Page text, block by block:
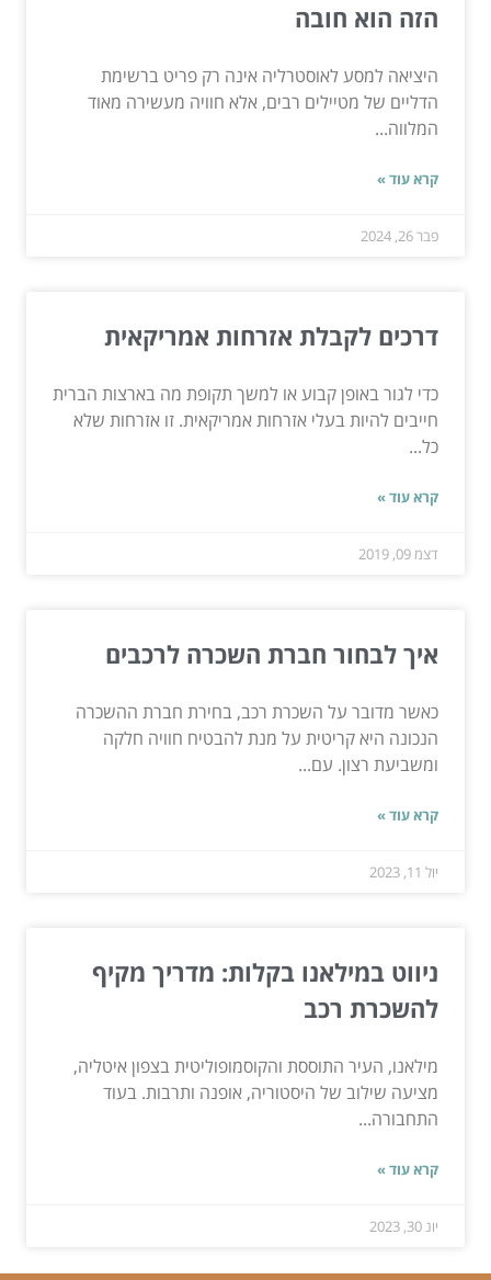
הזה הוא חובה
היציאה למסע לאוסטרליה אינה רק פריט ברשימת
הדליים של מטיילים רבים, אלא חוויה מעשירה מאוד
המלווה...
קרא עוד »
פבר 26, 2024
דרכים לקבלת אזרחות אמריקאית
כדי לגור באופן קבוע או למשך תקופת מה בארצות הברית
חייבים להיות בעלי אזרחות אמריקאית. זו אזרחות שלא
כל...
קרא עוד »
דצמ 09, 2019
איך לבחור חברת השכרה לרכבים
כאשר מדובר על השכרת רכב, בחירת חברת ההשכרה
הנכונה היא קריטית על מנת להבטיח חוויה חלקה
ומשביעת רצון. עם...
קרא עוד »
יול 11, 2023
ניווט במילאנו בקלות: מדריך מקיף
להשכרת רכב
מילאנו, העיר התוססת והקוסמופוליטית בצפון איטליה,
מציעה שילוב של היסטוריה, אופנה ותרבות. בעוד
התחבורה...
קרא עוד »
יונ 30, 2023